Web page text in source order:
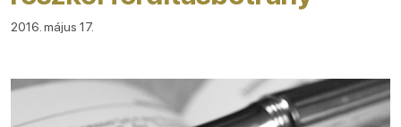
2016. május 17.